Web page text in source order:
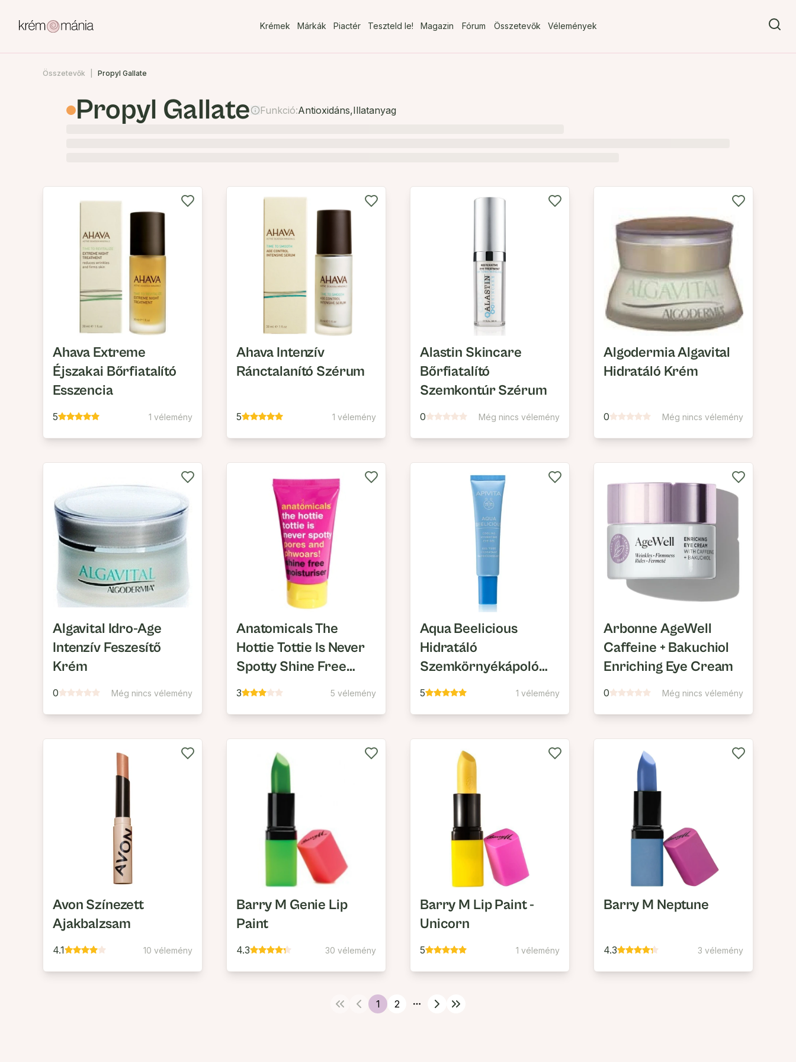
Krémek Márkák Piactér Teszteld le! Magazin Fórum Összetevők Vélemények
Összetevők Propyl Gallate
Propyl Gallate Funkció:Antioxidáns,Illatanyag
Ahava Extreme
Éjszakai Bőrfiatalító
Esszencia
5 1 vélemény
Ahava Intenzív
Ránctalanító Szérum
5 1 vélemény
Alastin Skincare
Bőrfiatalító
Szemkontúr Szérum
0 Még nincs vélemény
Algodermia Algavital
Hidratáló Krém
0 Még nincs vélemény
Algavital Idro-Age
Intenzív Feszesítő
Krém
0 Még nincs vélemény
Anatomicals The
Hottie Tottie Is Never
Spotty Shine Free
Moisturiser
3 5 vélemény
Aqua Beelicious
Hidratáló
Szemkörnyékápoló
Gél
5 1 vélemény
Arbonne AgeWell
Caffeine + Bakuchiol
Enriching Eye Cream
0 Még nincs vélemény
Avon Színezett
Ajakbalzsam
4.1 10 vélemény
Barry M Genie Lip
Paint
4.3 30 vélemény
Barry M Lip Paint -
Unicorn
5 1 vélemény
Barry M Neptune
4.3 3 vélemény
1 2
More pages